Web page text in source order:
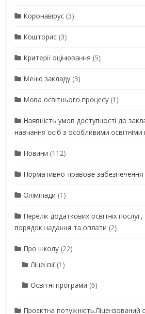
Коронавірус (3)
Кошторис (3)
Критерії оцінювання (5)
Меню закладу (3)
Мова освітнього процесу (1)
Наявність умов доступності до
навчання осіб з особливими
Новини (112)
Нормативно-правове забезпечення
Олімпіади (1)
Перелік додаткових освітніх послуг,
порядок надання та оплати (2)
Про школу (22)
Ліцензії (1)
Освітні програми (6)
Проєктна потужність.Ліцензований